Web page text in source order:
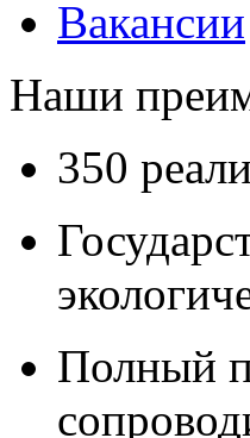
Вакансии
Наши
350
Полный